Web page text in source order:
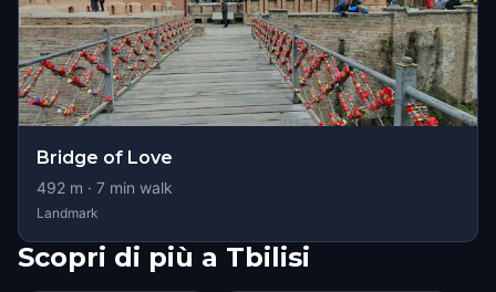
Bridge of Love
492 m · 7 min walk
Landmark
Scopri di più a Tbilisi